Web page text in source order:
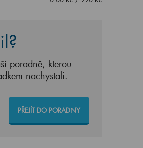
poradně, kterou
nachystali.
PŘEJÍT DO PORADNY